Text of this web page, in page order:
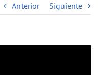
Anterior Siguiente